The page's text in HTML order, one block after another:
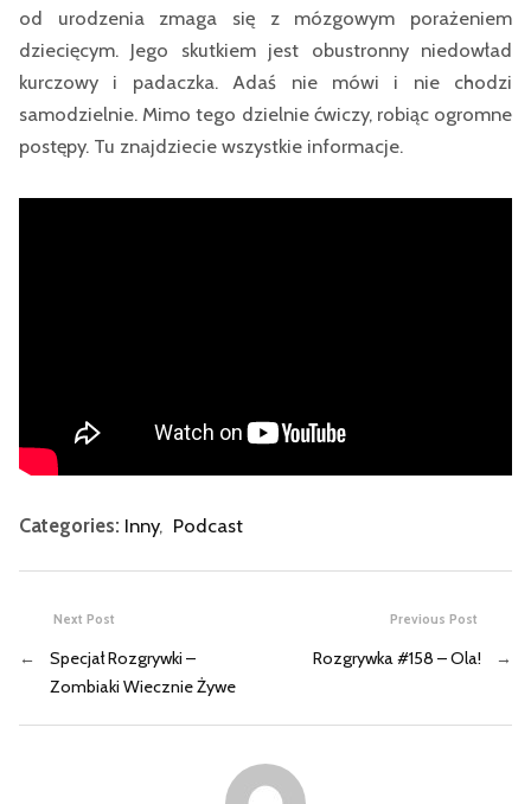
od urodzenia zmaga się z mózgowym porażeniem
dziecięcym. Jego skutkiem jest obustronny niedowład
kurczowy i padaczka. Adaś nie mówi i nie chodzi
samodzielnie. Mimo tego dzielnie ćwiczy, robiąc ogromne
postępy. Tu znajdziecie wszystkie informacje.
Categories: Inny, Podcast
Previous Post
Rozgrywka #158 – Ola! →
Next Post
←
Specjał Rozgrywki –
Zombiaki Wiecznie Żywe